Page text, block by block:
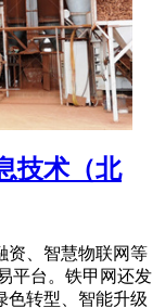
技术（北
资、智慧物联网等
平台。铁甲网还发
色转型、智能升级